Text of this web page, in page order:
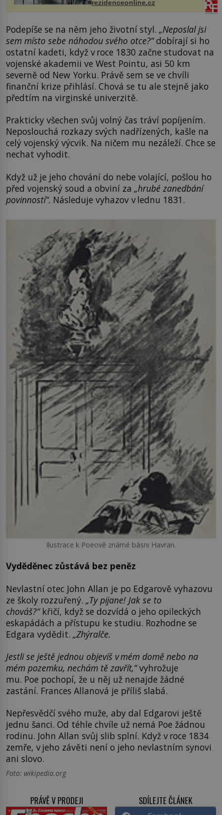
proutku...
rezidenceonline.cz
Podepíše se na něm jeho životní styl. „Neposlal jsi
sem místo sebe náhodou svého otce?“dobírají si ho
ostatní kadeti, když v roce 1830 začne studovat na
vojenské akademii ve West Pointu, asi 50 km
severně od New Yorku. Právě sem se ve chvíli
finanční krize přihlásí. Chová se tu ale stejně jako
předtím na virginské univerzitě.
Prakticky všechen svůj volný čas tráví popíjením.
Neposlouchá rozkazy svých nadřízených, kašle na
celý vojenský výcvik. Na ničem mu nezáleží. Chce se
nechat vyhodit.
Když už je jeho chování do nebe volající, pošlou ho
před vojenský soud a obviní za „hrubé zanedbání
povinností“. Následuje vyhazov v lednu 1831.
Ilustrace k Poeově známé básni Havran.
Vyděděnec zůstává bez peněz
Nevlastní otec John Allan je po Edgarově vyhazovu
ze školy rozzuřený. „Ty pijane! Jak se to
chováš?“křičí, když se dozvídá o jeho opileckých
eskapádách a přístupu ke studiu. Rozhodne se
Edgara vydědit. „Zhýralče.
Jestli se ještě jednou objevíš v mém domě nebo na
mém pozemku, nechám tě zavřít,“vyhrožuje
mu. Poe pochopí, že u něj už nenajde žádné
zastání. Frances Allanová je příliš slabá.
Nepřesvědčí svého muže, aby dal Edgarovi ještě
jednu šanci. Od téhle chvíle už nemá Poe žádnou
rodinu. John Allan svůj slib splní. Když v roce 1834
zemře, v jeho závěti není o jeho nevlastním synovi
ani slovo.
Foto: wikipedia.org
PRÁVĚ V PRODEJI SDÍLEJTE ČLÁNEK